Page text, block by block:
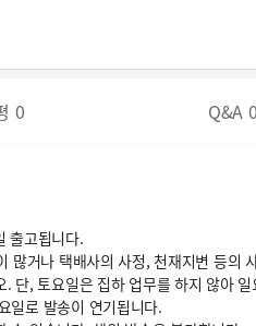
0 Q&A 0
출고됩니다.
거나 택배사의 사정, 천재지변 등의
단, 토요일은 집하 업무를 하지 않아
일로 발송이 연기됩니다.